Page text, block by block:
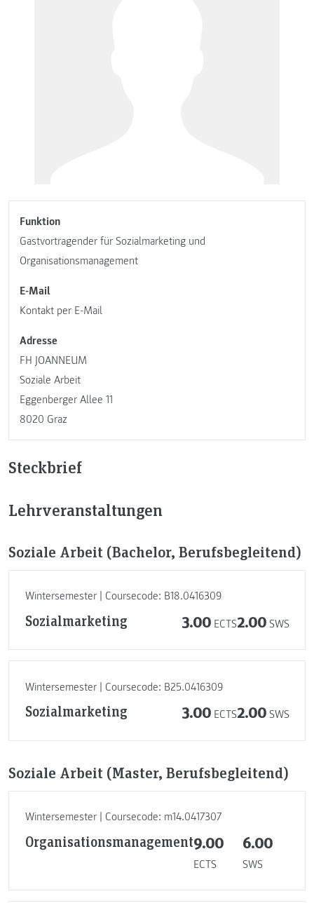
Funktion
Gastvortragender für Sozialmarketing und
Organisationsmanagement
E-Mail
Kontakt per E-Mail
Adresse
FH JOANNEUM
Soziale Arbeit
Eggenberger Allee 11
8020 Graz
Steckbrief
Lehrveranstaltungen
Soziale Arbeit (Bachelor, Berufsbegleitend)
Wintersemester | Coursecode: B18.0416309
Sozialmarketing 3.00 ECTS2.00 SWS
Wintersemester | Coursecode: B25.0416309
Sozialmarketing 3.00 ECTS2.00 SWS
Soziale Arbeit (Master, Berufsbegleitend)
Wintersemester | Coursecode: m14.0417307
Organisationsmanagement9.00
ECTS
6.00
SWS